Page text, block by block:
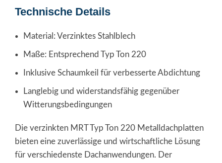
Technische Details
Material: Verzinktes Stahlblech
Maße: Entsprechend Typ Ton 220
Inklusive Schaumkeil für verbesserte Abdichtung
Langlebig und widerstandsfähig gegenüber
Witterungsbedingungen
Die verzinkten MRT Typ Ton 220 Metalldachplatten
bieten eine zuverlässige und wirtschaftliche Lösung
für verschiedenste Dachanwendungen. Der